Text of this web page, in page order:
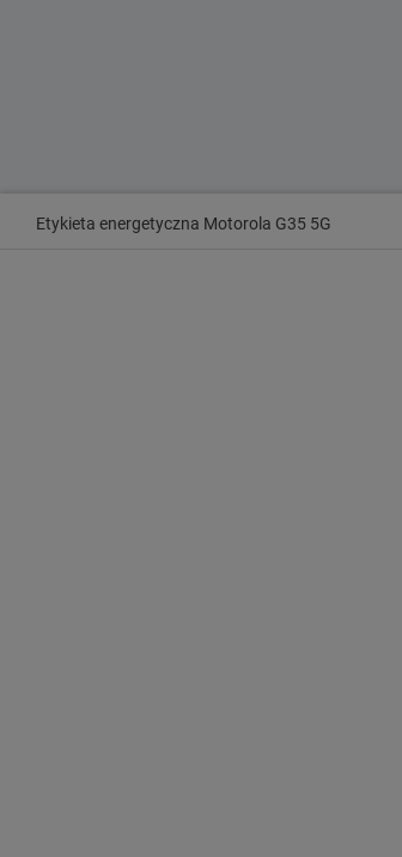
Etykieta energetyczna Motorola G35 5G